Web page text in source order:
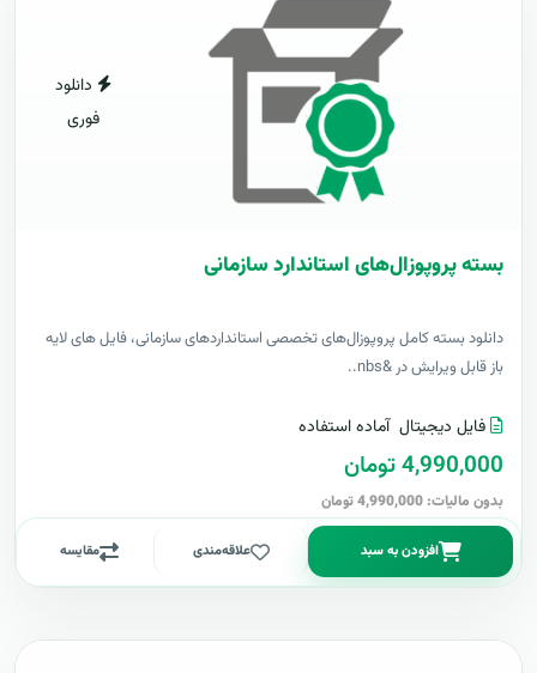
دانلود
فوری
بسته پروپوزال‌های استاندارد سازمانی
دانلود بسته کامل پروپوزال‌های تخصصی استانداردهای سازمانی، فایل های لایه
باز قابل ویرایش در &nbs..
فایل دیجیتال آماده استفاده
4,990,000 تومان
بدون مالیات: 4,990,000 تومان
افزودن به سبد علاقه‌مندی مقایسه